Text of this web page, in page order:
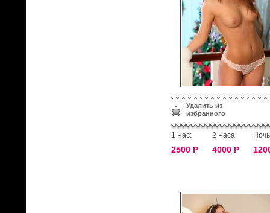
Удалить из
избранного
1 Час:
2500 Р
2 Часа:
4000 Р